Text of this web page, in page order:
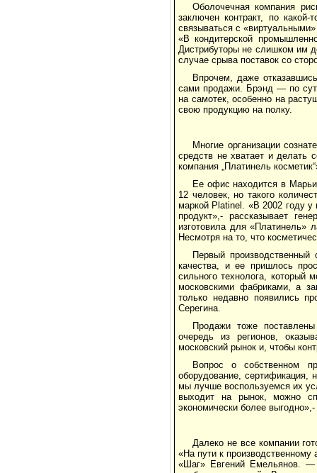
Оболочечная компания
заключен контракт, по
связываться с
«В кондитерской
Дистрибуторы не слишком им
случае срыва поставок со
Впрочем, даже
сами продажи. Брэнд — по
на самотек, особенно на
свою продукцию на полку.
Многие организации
средств не хватает и делать
компания „Платинель
Ее офис находится в
12 человек, но такого
маркой Platinel. «В 2002 году
продукт»,- рассказывает
изготовила для «Платинель»
Несмотря на то, что
Первый
качества, и ее пришлось
сильного технолога, который
московскими фабриками, а
только недавно появились
Серегина.
Продажи тоже
очередь из регионов,
московский рынок и, чтобы
Вопрос о собственном
оборудование, сертификация,
мы лучше воспользуемся их
выходит на рынок, можно
экономически более
Далеко не все компании
«На пути к производственному
«Шаг» Евгений Емельянов.